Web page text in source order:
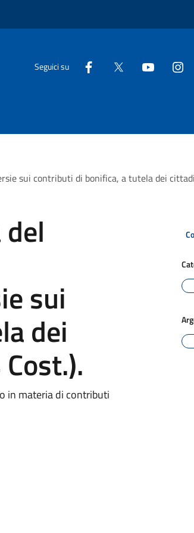
Seguici su
sui contributi di bonifica, a tutela dei
sui
dei
in materia di contributi